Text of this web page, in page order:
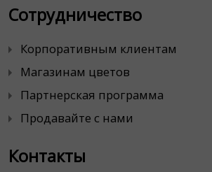
Сотрудничество
Корпоративным клиентам
Магазинам цветов
Партнерская программа
Продавайте с нами
Контакты